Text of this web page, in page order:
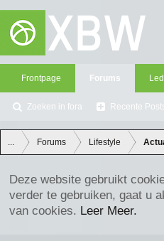
Frontpage Forums
Zoeken in fora Recente Posts
... Forums Lifestyle
Deze website gebruikt
verder te gebruiken, gaat u
van cookies. Leer Meer.